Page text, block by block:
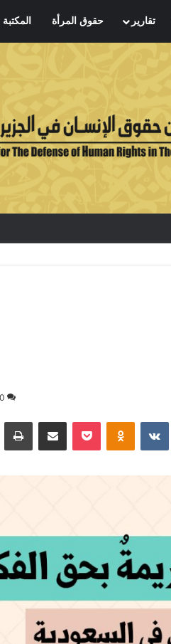
تقارير حقوق المرأة
0
Odnoklassniki
بوكيت مشاركة عبر البريد